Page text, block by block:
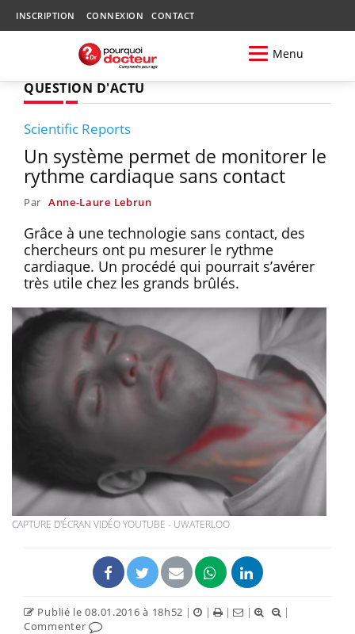
INSCRIPTION CONNEXION CONTACT
Menu
QUESTION D'ACTU
Scientific Reports
Un système permet de monitorer le
rythme cardiaque sans contact
Par Anne-Laure Lebrun
Grâce à une technologie sans contact, des
chercheurs ont pu mesurer le rythme
cardiaque. Un procédé qui pourrait s’avérer
très utile chez les grands brûlés.
CAPTURE D'ÉCRAN VIDÉO YOUTUBE - UWATERLOO
Publié le 08.01.2016 à 18h52 | | | |
|
Commenter